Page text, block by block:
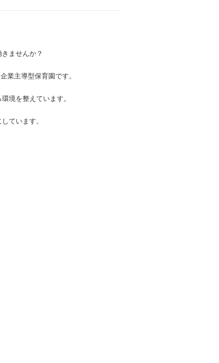
ませんか？
業主導型保育園です。
境を整えています。
ています。